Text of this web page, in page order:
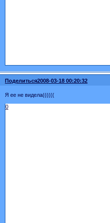
Поделиться2008-03-18 00:20:32
Я ее не видела((((((
0